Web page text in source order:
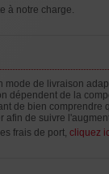
à notre charge.
mode de livraison
dépendent de la
de bien
afin de suivre
frais de port, cliquez